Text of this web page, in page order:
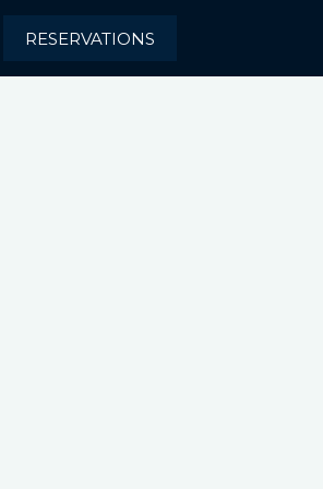
RESERVATIONS